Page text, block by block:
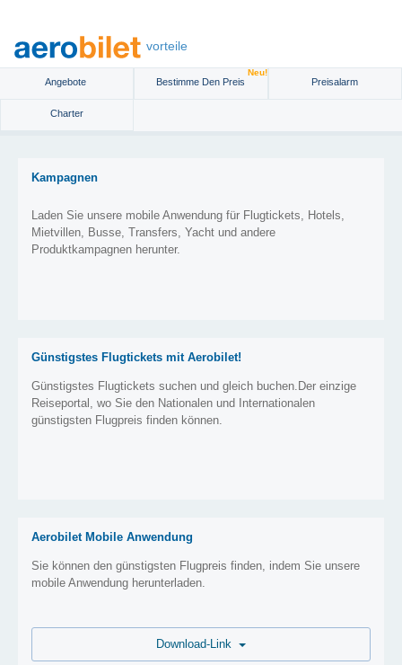
vorteile
Angebote Bestimme Den Preis
Neu!
Preisalarm
Charter
Kampagnen
Laden Sie unsere mobile Anwendung für Flugtickets, Hotels,
Mietvillen, Busse, Transfers, Yacht und andere
Produktkampagnen herunter.
Günstigstes Flugtickets mit Aerobilet!
Günstigstes Flugtickets suchen und gleich buchen.Der einzige
Reiseportal, wo Sie den Nationalen und Internationalen
günstigsten Flugpreis finden können.
Aerobilet Mobile Anwendung
Sie können den günstigsten Flugpreis finden, indem Sie unsere
mobile Anwendung herunterladen.